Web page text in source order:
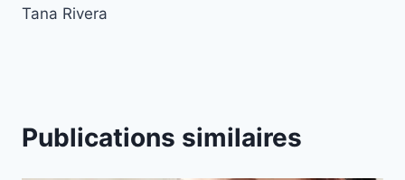
Tana Rivera
Publications similaires